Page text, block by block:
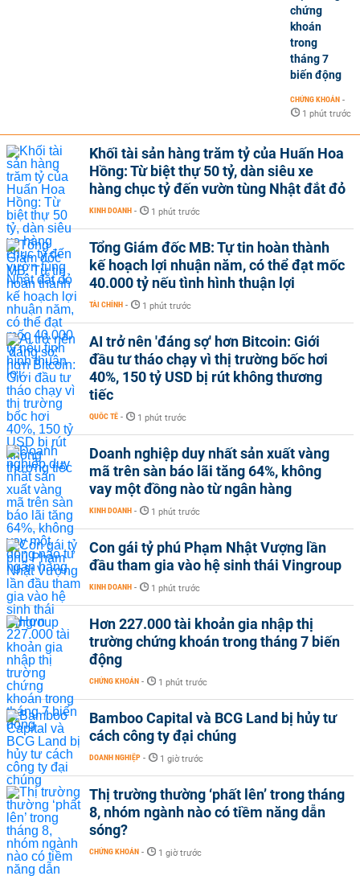
chứng
khoán
trong
tháng 7
biến động
CHỨNG KHOÁN -
1 phút trước
Khối tài sản hàng trăm tỷ của Huấn Hoa
Hồng: Từ biệt thự 50 tỷ, dàn siêu xe
hàng chục tỷ đến vườn tùng Nhật đắt đỏ
KINH DOANH - 1 phút trước
Tổng Giám đốc MB: Tự tin hoàn thành
kế hoạch lợi nhuận năm, có thể đạt mốc
40.000 tỷ nếu tình hình thuận lợi
TÀI CHÍNH - 1 phút trước
AI trở nên 'đáng sợ' hơn Bitcoin: Giới
đầu tư tháo chạy vì thị trường bốc hơi
40%, 150 tỷ USD bị rút không thương
tiếc
QUỐC TẾ - 1 phút trước
Doanh nghiệp duy nhất sản xuất vàng
mã trên sàn báo lãi tăng 64%, không
vay một đồng nào từ ngân hàng
KINH DOANH - 1 phút trước
Con gái tỷ phú Phạm Nhật Vượng lần
đầu tham gia vào hệ sinh thái Vingroup
KINH DOANH - 1 phút trước
Hơn 227.000 tài khoản gia nhập thị
trường chứng khoán trong tháng 7 biến
động
CHỨNG KHOÁN - 1 phút trước
Bamboo Capital và BCG Land bị hủy tư
cách công ty đại chúng
DOANH NGHIỆP - 1 giờ trước
Thị trường thường ‘phất lên’ trong tháng
8, nhóm ngành nào có tiềm năng dẫn
sóng?
CHỨNG KHOÁN - 1 giờ trước